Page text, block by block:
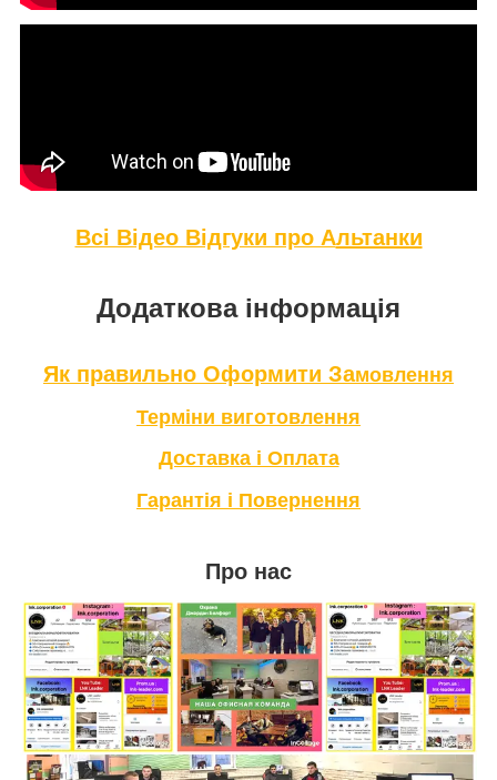
Всі Відео Відгуки про Альтанки
Додаткова інформація
Як правильно Оформити Замовлення
Терміни виготовлення
Доставка і Оплата
Гарантія і Повернення
Про нас